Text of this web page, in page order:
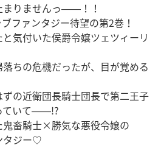
まりませんっ――！！
ファンタジー待望の第2巻！
気付いた侯爵令嬢ツェツィーリ
ちの危機だったが、目が覚める
の近衛団長騎士団長で第二王子
ていて――!?
鬼畜騎士×勝気な悪役令嬢の
タジー♡